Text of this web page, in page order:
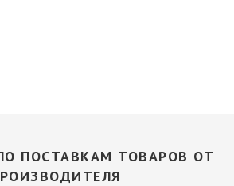
ПОСТАВКАМ ТОВАРОВ ОТ